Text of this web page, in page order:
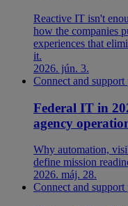
Reactive IT isn't
how the companies
experiences that
it.
2026. jún. 3.
Connect and support
Federal IT in
agency
Why automation,
define mission
2026. máj. 28.
Connect and support